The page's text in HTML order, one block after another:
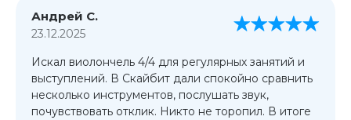
Андрей С.
23.12.2025
Искал виолончель 4/4 для регулярных занятий и
выступлений. В Скайбит дали спокойно сравнить
несколько инструментов, послушать звук,
почувствовать отклик. Никто не торопил. В итоге